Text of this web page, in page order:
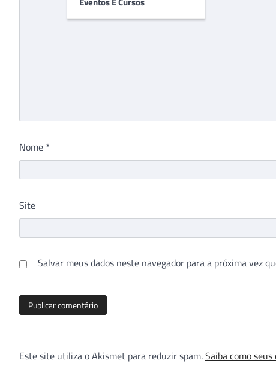
Nome *
Site
Salvar meus dados neste navegador para a próxima vez
Este site utiliza o Akismet para reduzir spam.Saiba como